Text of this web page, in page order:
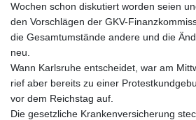
Wochen schon diskutiert worden seien
den Vorschlägen der GKV-
die Gesamtumstände andere und die
neu.
Wann Karlsruhe entscheidet, war am
rief aber bereits zu einer
vor dem Reichstag auf.
Die gesetzliche Krankenversicherung